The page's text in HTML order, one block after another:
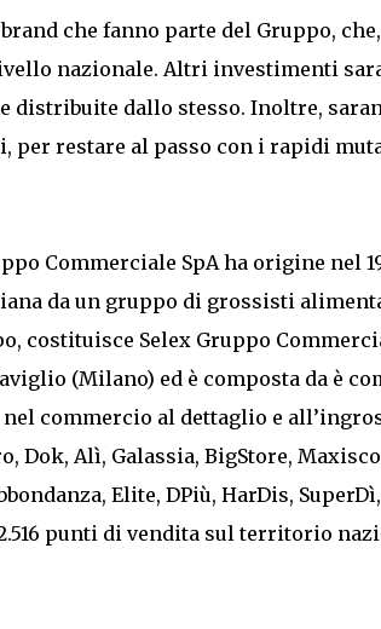
che fanno parte del Gruppo,
nazionale. Altri investimenti
distribuite dallo stesso. Inoltre,
per restare al passo con i rapidi
Commerciale SpA ha origine nel
da un gruppo di grossisti
costituisce Selex Gruppo
(Milano) ed è composta da è
commercio al dettaglio e
Dok, Alì, Galassia, BigStore,
Elite, DPiù, HarDis,
2.516 punti di vendita sul territorio